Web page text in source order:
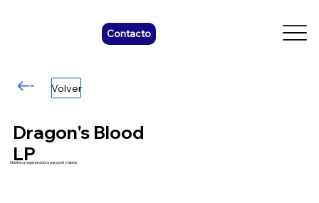
Contacto
Volver
Dragon's Blood
LP
Manteca regeneradora para piel y labios